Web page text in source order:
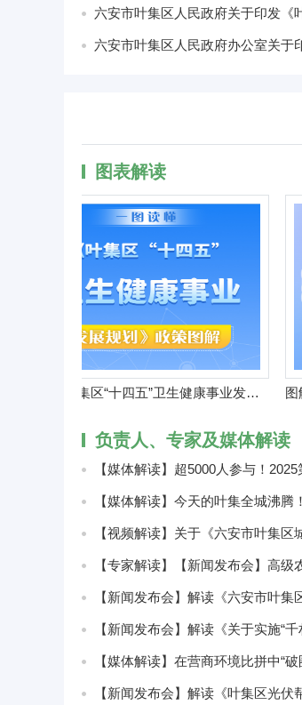
图表解读
图解：叶集区“十四五”卫生健康事业发展规划
负责人、专家及媒体解读
【媒体解读】超5000人参与！
【媒体解读】今天的叶集全城沸腾！
【视频解读】关于《六安市叶集
【新闻发布会】解读《六安市叶
【媒体解读】在营商环境比拼中“
【新闻发布会】解读《叶集区光伏